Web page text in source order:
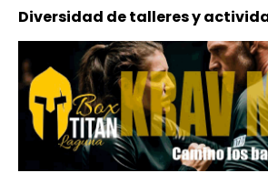
Diversidad de talleres y